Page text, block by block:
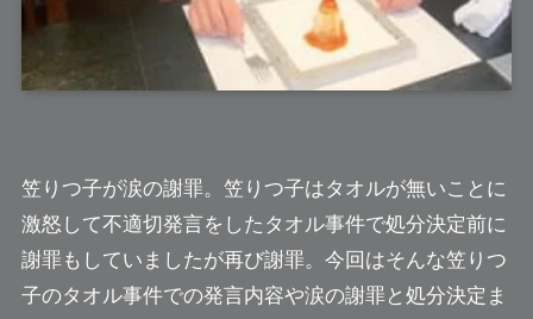
笠りつ子が涙の謝罪。笠りつ子はタオルが無いことに
激怒して不適切発言をしたタオル事件で処分決定前に
謝罪もしていましたが再び謝罪。今回はそんな笠りつ
子のタオル事件での発言内容や涙の謝罪と処分決定ま